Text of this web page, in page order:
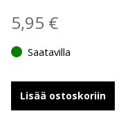
5,95 €
Saatavilla
Lisää ostoskoriin